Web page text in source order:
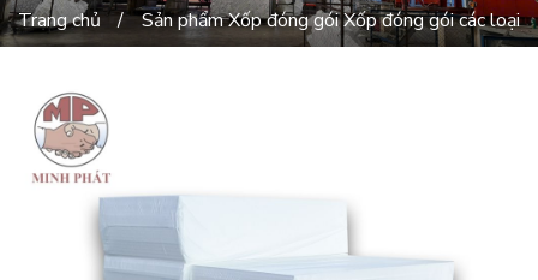
Trang chủ Sản phẩmXốp đóng góiXốp đóng gói các loại